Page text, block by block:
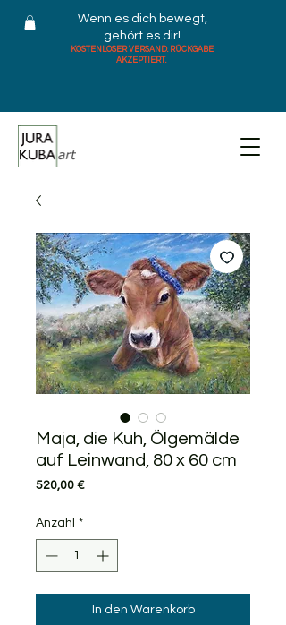
Wenn es dich bewegt,
gehört es dir!
KOSTENLOSER VERSAND. RÜCKGABE
AKZEPTIERT.
Maja, die Kuh, Ölgemälde
auf Leinwand, 80 x 60 cm
520,00 €Preis
Anzahl *
In den Warenkorb